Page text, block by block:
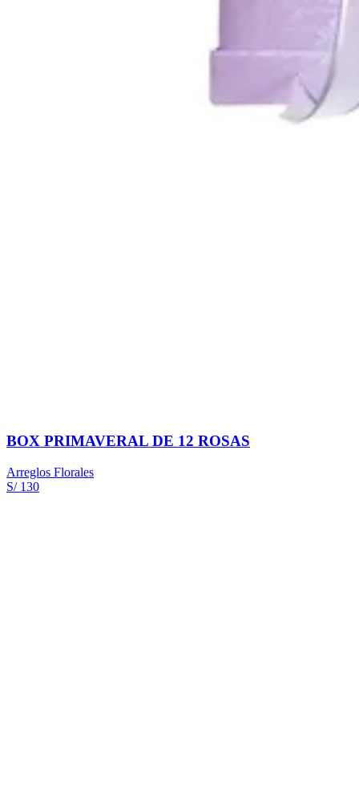
BOX PRIMAVERAL DE 12 ROSAS
Arreglos Florales
S/ 130